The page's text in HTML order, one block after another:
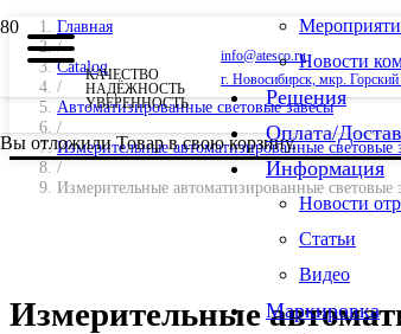
КАЧЕСТВО
НАДЁЖНОСТЬ
УВЕРЕННОСТЬ
info@atesco.ru
г. Новосибирск, мкр.
Новости
Решения
Оплата/
Информация
Новости
Статьи
Видео
Маркировка
Вы отложилиТоварв свою корзину.
Главная
/
Catalog
/
Автоматизированные световые завесы
/
Измерительные автоматизированные световые
/
Измерительные автоматизированные
Измерительные